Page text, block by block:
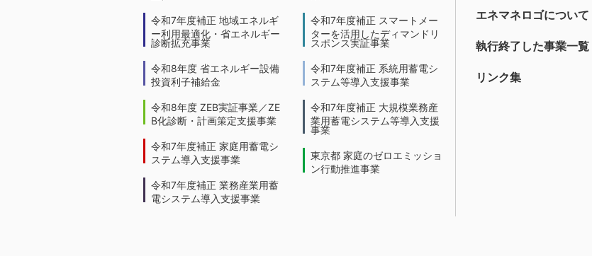
令和7年度補正 地域エネルギ
ー利用最適化・省エネルギー
診断拡充事業
令和8年度 省エネルギー設備
投資利子補給金
令和8年度 ZEB実証事業／ZE
B化診断・計画策定支援事業
令和7年度補正 家庭用蓄電シ
ステム導入支援事業
令和7年度補正 業務産業用蓄
電システム導入支援事業
令和7年度補正 スマートメー
ターを活用したディマンドリ
スポンス実証事業
令和7年度補正 系統用蓄電シ
ステム等導入支援事業
令和7年度補正 大規模業務産
業用蓄電システム等導入支援
事業
東京都 家庭のゼロエミッショ
ン行動推進事業
エネマネロゴについて
執行終了した事業一覧
リンク集